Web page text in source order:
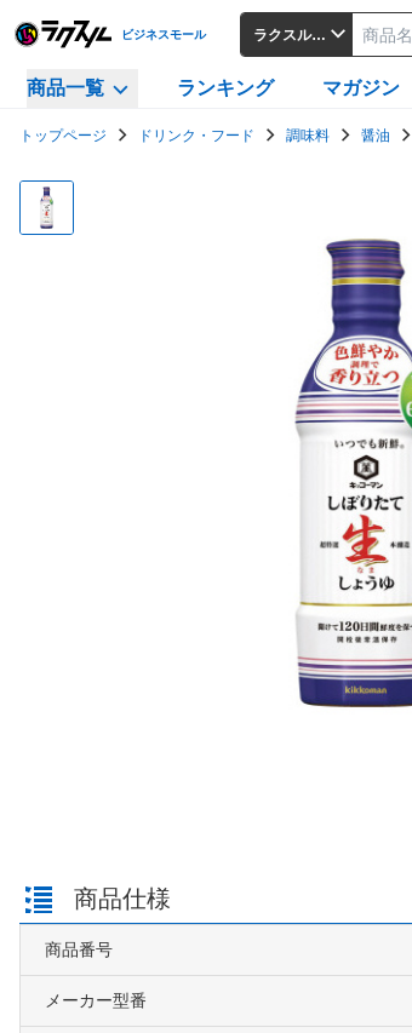
ビジネスモール ラクスルビジネスモール
商品一覧 ランキング マガジン
トップページ ドリンク・フード 調味料 醤油
商品仕様
商品番号
メーカー型番